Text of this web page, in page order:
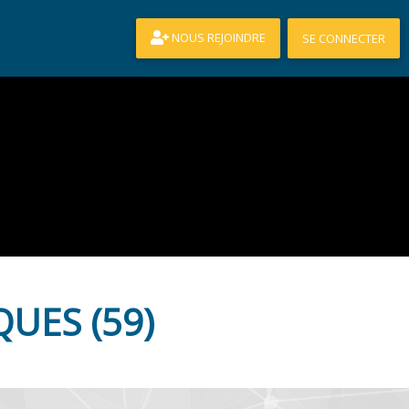
NOUS REJOINDRE SE CONNECTER
(59)